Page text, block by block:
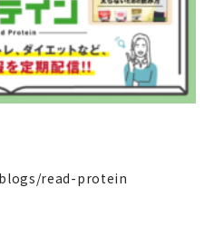
read-protein